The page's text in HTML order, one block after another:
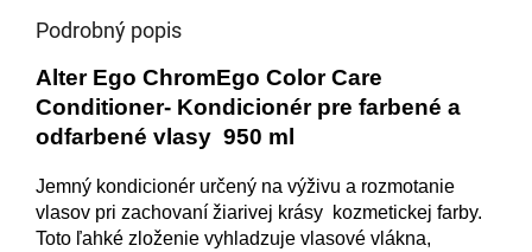
Podrobný popis
Alter Ego ChromEgo Color Care
Conditioner- Kondicionér pre farbené a
odfarbené vlasy 950 ml
Jemný kondicionér určený na výživu a rozmotanie
vlasov pri zachovaní žiarivej krásy kozmetickej farby.
Toto ľahké zloženie vyhladzuje vlasové vlákna,